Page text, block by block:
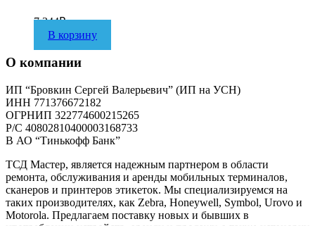
7 344₽
В корзину
О компании
ИП “Бровкин Сергей Валерьевич” (ИП на УСН)
ИНН 771376672182
ОГРНИП 322774600215265
P/C 40802810400003168733
В АО “Тинькофф Банк”
ТСД Мастер, является надежным партнером в области
ремонта, обслуживания и аренды мобильных терминалов,
сканеров и принтеров этикеток. Мы специализируемся на
таких производителях, как Zebra, Honeywell, Symbol, Urovo и
Motorola. Предлагаем поставку новых и бывших в